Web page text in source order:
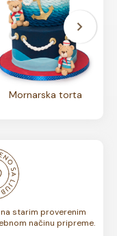
Mornarska torta
starim proverenim
načinu pripreme.